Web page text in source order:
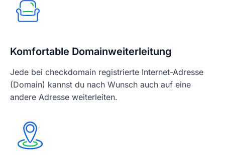
Komfortable Domainweiterleitung
Jede bei checkdomain registrierte Internet-Adresse
(Domain) kannst du nach Wunsch auch auf eine
andere Adresse weiterleiten.